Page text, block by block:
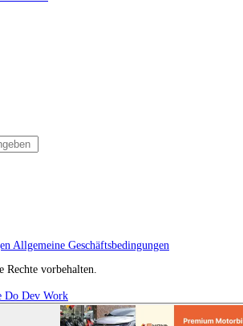
Allgemeine Geschäftsbedingungen
vorbehalten.
Do Dev Work